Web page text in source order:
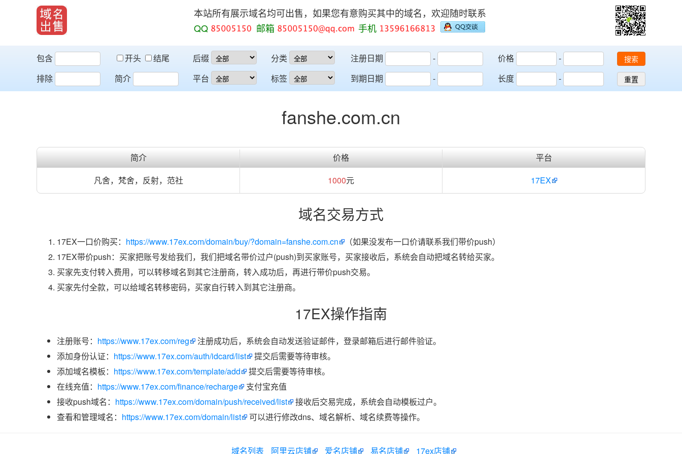
本站所有展示域名均可出售，如果您有意购买其中的域名，欢迎随时联系
QQ
邮箱 手机
包含 开头
结尾
排除
简介
后缀
平台
分类
标签
注册日期
-
到期日期
-
价格
-
长度
-
搜索
重置
fanshe.com.cn
简介 价格
平台
凡舍，梵舍，反射，范社
1000元 17EX
域名交易方式
17EX一口价购买： https://www.17ex.com/domain/buy/?domain=fanshe.com.cn
（如果没发布一口价请联系我们带价push）
17EX带价push：买家把账号发给我们，我们把域名带价过户(push)到买家账号，买家接收后，系统会自动把域名转给买家。
买家先支付转入费用，可以转移域名到其它注册商，转入成功后，再进行带价push交易。
买家先付全款，可以给域名转移密码，买家自行转入到其它注册商。
17EX操作指南
注册账号： https://www.17ex.com/reg
注册成功后，系统会自动发送验证邮件，登录邮箱后进行邮件验证。
添加身份认证： https://www.17ex.com/auth/idcard/list
提交后需要等待审核。
添加域名模板： https://www.17ex.com/template/add
提交后需要等待审核。
在线充值： https://www.17ex.com/finance/recharge
支付宝充值
接收push域名： https://www.17ex.com/domain/push/received/list
接收后交易完成，系统会自动模板过户。
查看和管理域名： https://www.17ex.com/domain/list 可以进行修改dns、域名解析、域名续费等操作。
域名列表 阿里云店铺 爱名店铺 易名店铺 17ex店铺